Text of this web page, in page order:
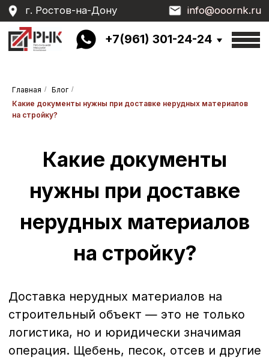
info@ooornk.ru
info@ooornk.ru
г. Ростов-на-Дону
+7(961) 301-24-24
Главная / Блог /
Какие документы нужны при доставке нерудных материалов
на стройку?
Какие документы
нерудных материалов
строительный объект — это не только
операция. Щебень, песок, отсев и другие
материалы используются в капитальном
должны сопровождаться корректным
пакетом документов. Отсутствие или
проблемам при приёмке, проверках,
бухгалтерском учёте и расчётах с